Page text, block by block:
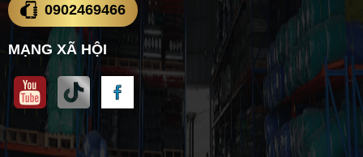
0902469466
MẠNG XÃ HỘI